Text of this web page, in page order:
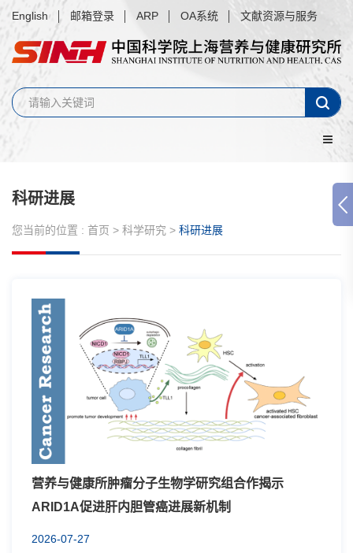
English 邮箱登录 ARP OA系统 文献资源与服务
科研进展
您当前的位置 : 首页 > 科学研究 > 科研进展
营养与健康所肿瘤分子生物学研究组合作揭示
ARID1A促进肝内胆管癌进展新机制
2026-07-27